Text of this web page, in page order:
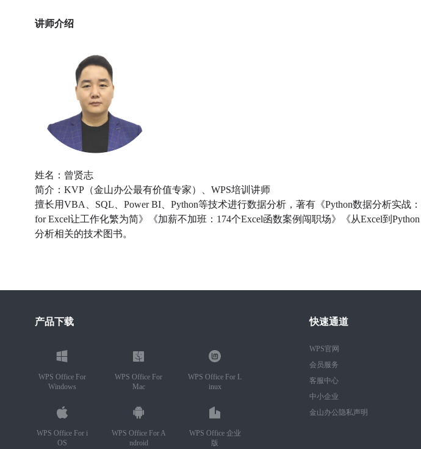
讲师介绍
姓名：曾贤志
简介：KVP（金山办公最有价值专家）、WPS培训讲师
擅长用VBA、SQL、Power BI、Python等技术进行数据分析，著有《Python数据分析实战：
for Excel让工作化繁为简》《加薪不加班：174个Excel函数案例闯职场》《从Excel到
分析相关的技术图书。
产品下载
WPS Office For
Windows
WPS Office For
Mac
WPS Office For L
inux
WPS Office For i
OS
WPS Office For A
ndroid
WPS Office 企业
版
快速通道
WPS官网
会员服务
客服中心
中小企业
金山办公隐私声明